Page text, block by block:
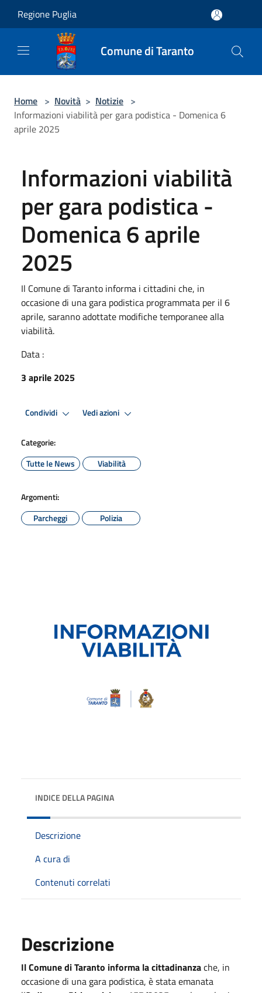
Regione Puglia
Comune di Taranto
Home > Novità > Notizie >
Informazioni viabilità per gara podistica - Domenica 6
aprile 2025
Informazioni viabilità
per gara podistica -
Domenica 6 aprile
2025
Il Comune di Taranto informa i cittadini che, in
occasione di una gara podistica programmata per il 6
aprile, saranno adottate modifiche temporanee alla
viabilità.
Data :
3 aprile 2025
Condividi Vedi azioni
Categorie:
Tutte le News
Viabilità
Argomenti:
Parcheggi
Polizia
INDICE DELLA PAGINA
Descrizione
A cura di
Contenuti correlati
Descrizione
Il Comune di Taranto informa la cittadinanzache, in
occasione di una gara podistica, è stata emanata